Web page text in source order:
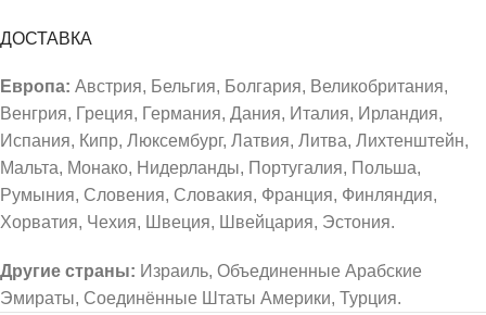
ДОСТАВКА
Европа: Австрия, Бельгия, Болгария, Великобритания,
Венгрия, Греция, Германия, Дания, Италия, Ирландия,
Испания, Кипр, Люксембург, Латвия, Литва, Лихтенштейн,
Мальта, Монако, Нидерланды, Португалия, Польша,
Румыния, Словения, Словакия, Франция, Финляндия,
Хорватия, Чехия, Швеция, Швейцария, Эстония.
Другие страны: Израиль, Объединенные Арабские
Эмираты, Соединённые Штаты Америки, Турция.